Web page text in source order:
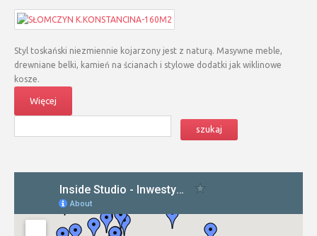
Styl toskański niezmiennie kojarzony jest z naturą. Masywne meble,
drewniane belki, kamień na ścianach i stylowe dodatki jak wiklinowe
kosze.
Więcej